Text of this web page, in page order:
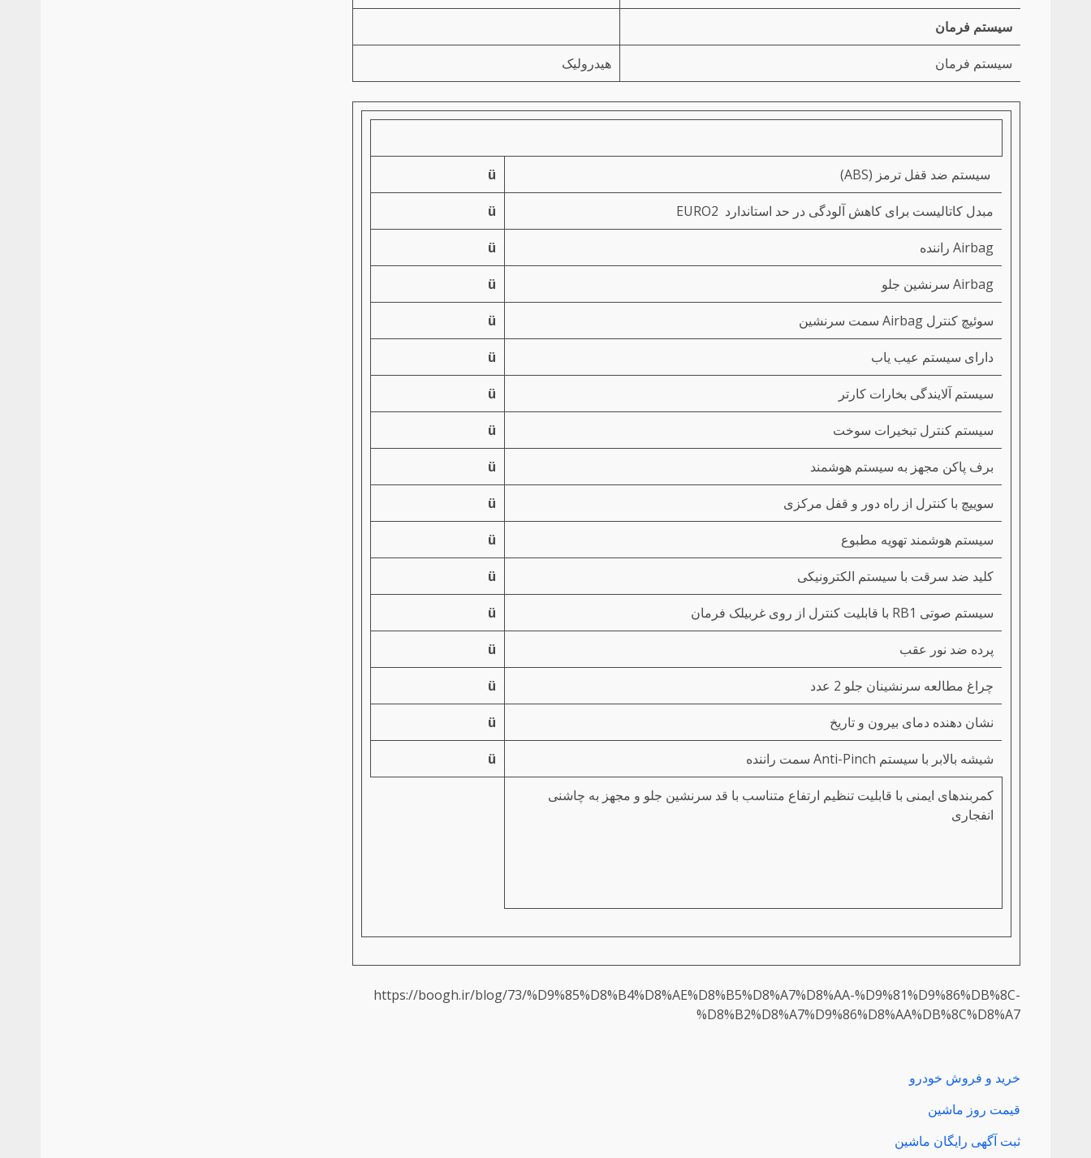
سیستم فرمان
سیستم فرمان هیدرولیک
سیستم ضد قفل ترمز (ABS) ü
مبدل کاتالیست برای کاهش آلودگی در حد استاندارد EURO2 ü
Airbag راننده ü
Airbag سرنشین جلو ü
سوئیچ کنترل Airbag سمت سرنشین ü
دارای سیستم عیب یاب ü
سیستم آلایندگی بخارات کارتر ü
سیستم کنترل تبخیرات سوخت ü
برف پاکن مجهز به سیستم هوشمند ü
سوییچ با کنترل از راه دور و قفل مرکزی ü
سیستم هوشمند تهویه مطبوع ü
کلید ضد سرقت با سیستم الکترونیکی ü
سیستم صوتی RB1 با قابلیت کنترل از روی غربیلک فرمان ü
پرده ضد نور عقب ü
چراغ مطالعه سرنشینان جلو 2 عدد ü
نشان دهنده دمای بیرون و تاریخ ü
شیشه بالابر با سیستم Anti-Pinch سمت راننده ü
کمربندهای ایمنی با قابلیت تنظیم ارتفاع متناسب با قد سرنشین جلو و مجهز به چاشنی
انفجاری
https://boogh.ir/blog/73/%D9%85%D8%B4%D8%AE%D8%B5%D8%A7%D8%AA-%D9%81%D9%86%DB%8C-
%D8%B2%D8%A7%D9%86%D8%AA%DB%8C%D8%A7
خرید و فروش خودرو
قیمت روز ماشین
ثبت آگهی رایگان ماشین